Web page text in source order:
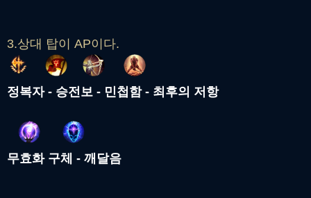
3.상대 탑이 AP이다.
정복자 - 승전보 - 민첩함 - 최후의 저항
무효화 구체 - 깨달음